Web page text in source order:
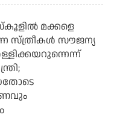
മക്കളെ
സ്ത്രീകള്‍ സൗജന്യ